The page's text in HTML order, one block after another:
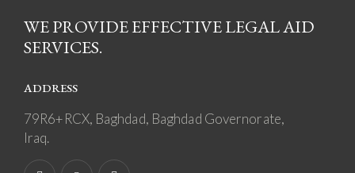
WE PROVIDE EFFECTIVE LEGAL AID
SERVICES.
ADDRESS
79R6+RCX, Baghdad, Baghdad Governorate,
Iraq.